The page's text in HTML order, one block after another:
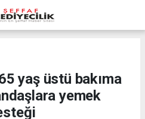
yaş üstü bakıma
yemek